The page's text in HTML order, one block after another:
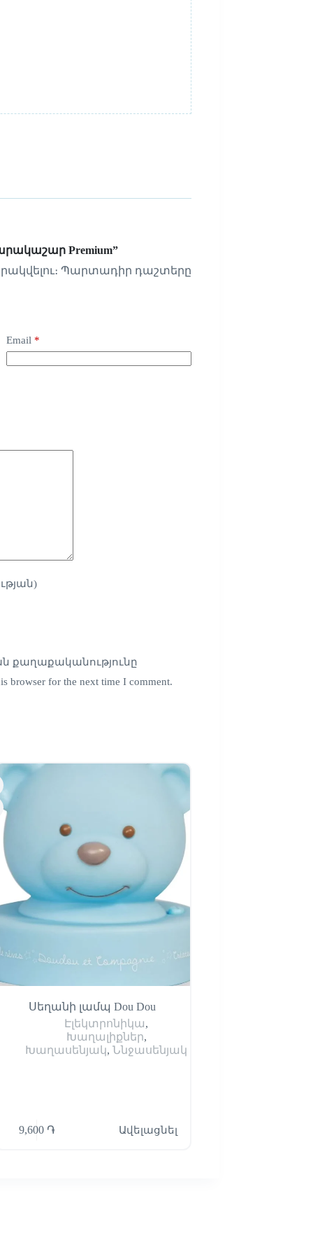
Premium”
Պարտադիր դաշտերը
Email *
քաղաքականությունը
browser for the next time I comment.
Սեղանի լամպ Dou Dou
Էլեկտրոնիկա,
Խաղալիքներ,
Խաղասենյակ,Ննջասենյակ
9,600 ֏ Ավելացնել